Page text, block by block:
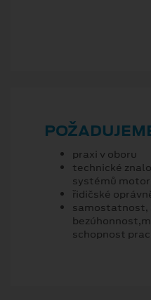
praxi v oboru
technické
systémů
řidičské
samostatnost,
schopnost